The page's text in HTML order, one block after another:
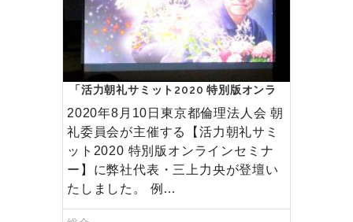
「活力朝礼サミット2020 特別版オンラ
インセミナー」に三上が登壇しました
2020年8月10日東京都倫理法人会 朝
礼委員会が主催する【活力朝礼サミ
ット2020 特別版オンラインセミナ
ー】に弊社代表・三上力央が登壇い
たしました。 例…